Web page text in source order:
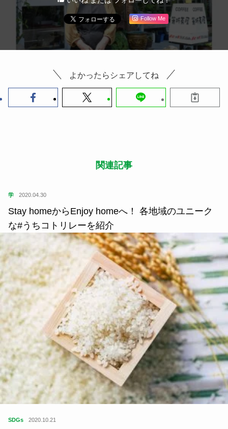
Follow Me
よかったらシェアしてね
関連記事
学 2020.04.30
Stay homeからEnjoy homeへ！ 各地域のユニーク
な#うちコトリレーを紹介
SDGs 2020.10.21